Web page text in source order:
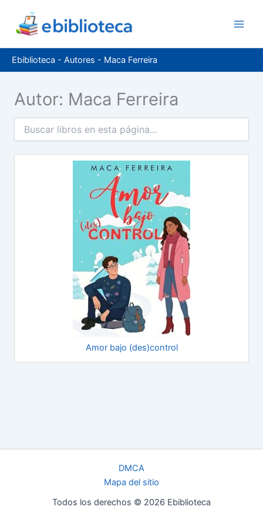
contenido
Ebiblioteca - Autores - Maca Ferreira
Autor: Maca Ferreira
Amor bajo (des)control
DMCA
Mapa del sitio
Todos los derechos © 2026 Ebiblioteca